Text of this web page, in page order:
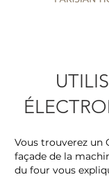
Vous trouverez un
façade de la
du four vous